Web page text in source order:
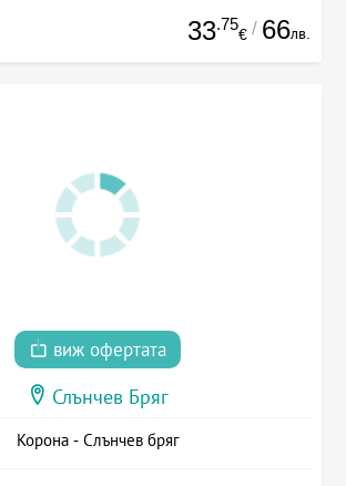
33.75
€ / 66лв.
виж офертата
Слънчев Бряг
Корона - Слънчев бряг